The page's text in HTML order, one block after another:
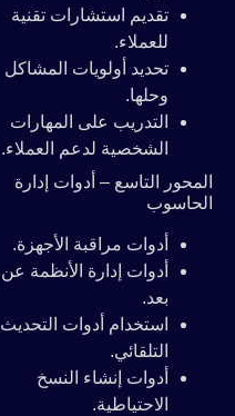
تقديم استشارات تقنية
للعملاء.
تحديد أولويات المشاكل
وحلها.
التدريب على المهارات
الشخصية لدعم العملاء.
المحور التاسع – أدوات إدارة
الحاسوب
أدوات مراقبة الأجهزة.
أدوات إدارة الأنظمة عن
بعد.
استخدام أدوات التحديث
التلقائي.
أدوات إنشاء النسخ
الاحتياطية.